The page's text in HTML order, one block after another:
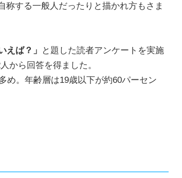
する一般人だったりと描かれ方もさま
えば？」
と題した読者アンケートを実施
から回答を得ました。
め。年齢層は19歳以下が約60パーセン